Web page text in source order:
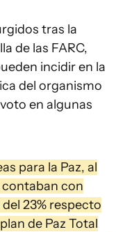
tras la
de las FARC,
incidir en la
del organismo
en algunas
para la Paz, al
con
23% respecto
de Paz Total